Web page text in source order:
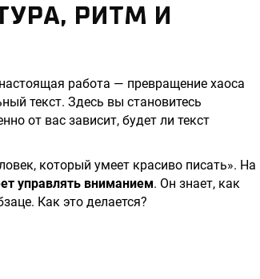
РИТМ И
работа — превращение хаоса
текст. Здесь вы становитесь
от вас зависит, будет ли текст
который умеет красиво писать». На
управлять вниманием. Он знает, как
Как это делается?